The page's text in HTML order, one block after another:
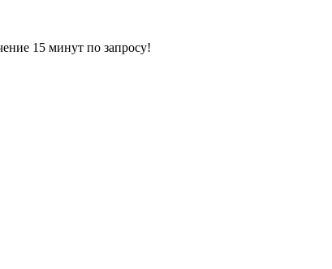
15 минут по запросу!